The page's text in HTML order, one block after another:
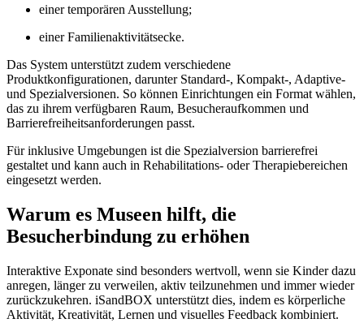
einer temporären Ausstellung;
einer Familienaktivitätsecke.
Das System unterstützt zudem verschiedene
Produktkonfigurationen, darunter Standard-, Kompakt-, Adaptive-
und Spezialversionen. So können Einrichtungen ein Format wählen,
das zu ihrem verfügbaren Raum, Besucheraufkommen und
Barrierefreiheitsanforderungen passt.
Für inklusive Umgebungen ist die Spezialversion barrierefrei
gestaltet und kann auch in Rehabilitations- oder Therapiebereichen
eingesetzt werden.
Warum es Museen hilft, die
Besucherbindung zu erhöhen
Interaktive Exponate sind besonders wertvoll, wenn sie Kinder dazu
anregen, länger zu verweilen, aktiv teilzunehmen und immer wieder
zurückzukehren. iSandBOX unterstützt dies, indem es körperliche
Aktivität, Kreativität, Lernen und visuelles Feedback kombiniert.